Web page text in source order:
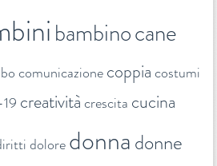
bambinocane
comunicazionecoppia costumi
creatività crescita cucina
doloredonnadonne